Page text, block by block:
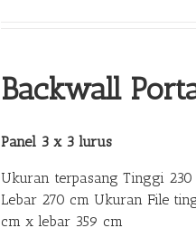
Backwall
Panel 3 x 3 lurus
Ukuran terpasang Tinggi
Lebar 270 cm Ukuran File
cm x lebar 359 cm